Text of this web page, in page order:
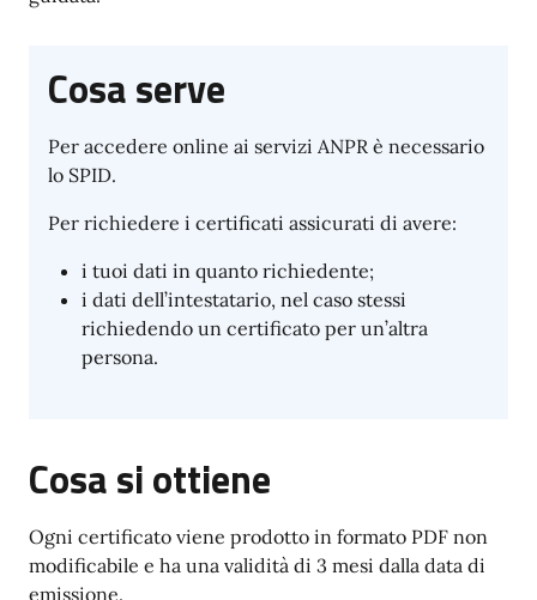
Cosa serve
Per accedere online ai servizi ANPR è necessario
lo SPID.
Per richiedere i certificati assicurati di avere:
i tuoi dati in quanto richiedente;
i dati dell’intestatario, nel caso stessi
richiedendo un certificato per un’altra
persona.
Cosa si ottiene
Ogni certificato viene prodotto in formato PDF non
modificabile e ha una validità di 3 mesi dalla data di
emissione.